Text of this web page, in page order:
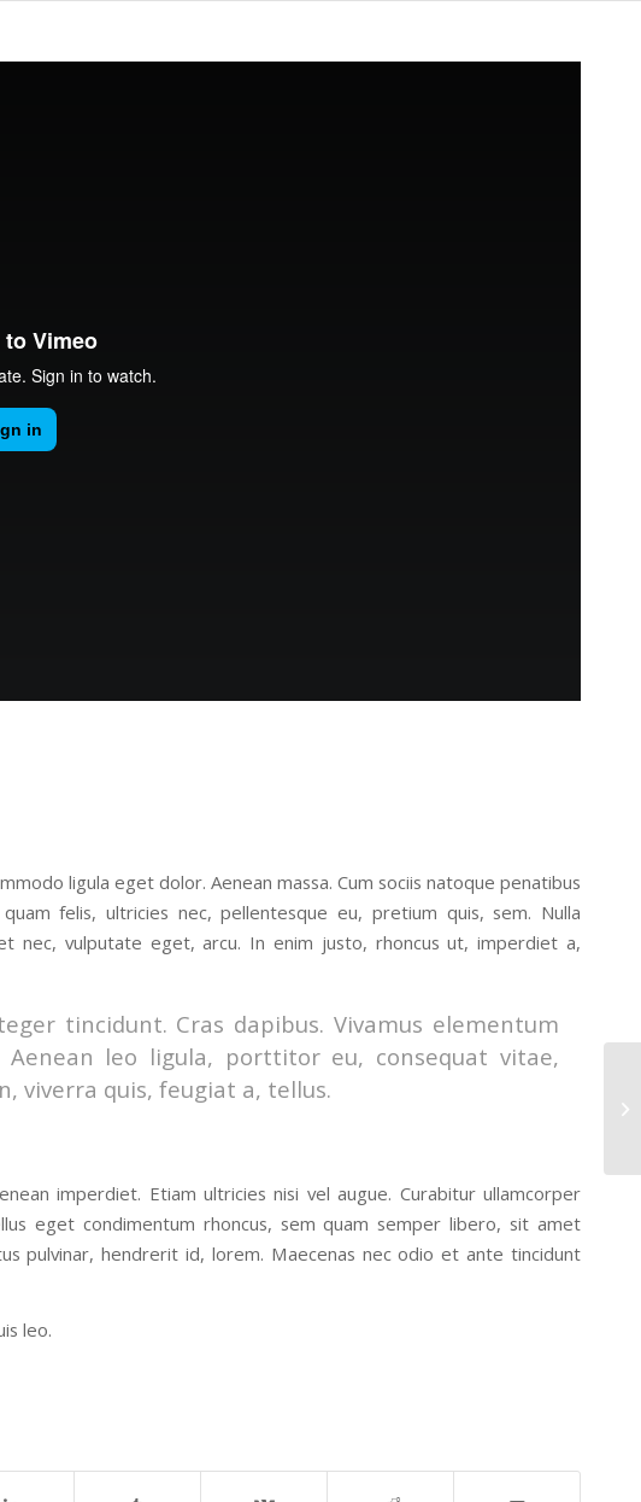
ligula eget dolor. Aenean massa. Cum sociis natoque penatibus
felis, ultricies nec, pellentesque eu, pretium quis, sem. Nulla
nec, vulputate eget, arcu. In enim justo, rhoncus ut, imperdiet a,
tincidunt. Cras dapibus. Vivamus elementum
leo ligula, porttitor eu, consequat vitae,
viverra quis, feugiat a, tellus.
imperdiet. Etiam ultricies nisi vel augue. Curabitur ullamcorper
eget condimentum rhoncus, sem quam semper libero, sit amet
pulvinar, hendrerit id, lorem. Maecenas nec odio et ante tincidunt
leo.